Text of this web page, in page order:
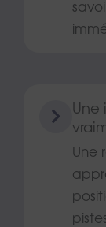
Une
Une